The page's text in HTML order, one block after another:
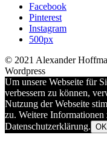
Facebook
Pinterest
Instagram
500px
© 2021 Alexander
Wordpress
Um unsere Webseite für
verbessern zu können,
Nutzung der Webseite
zu. Weitere Informationen
Datenschutzerklärung. OK